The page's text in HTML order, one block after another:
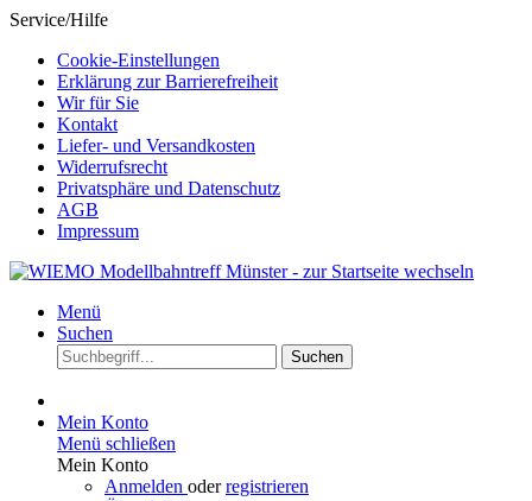
Service/Hilfe
Cookie-Einstellungen
Erklärung zur Barrierefreiheit
Wir für Sie
Kontakt
Liefer- und Versandkosten
Widerrufsrecht
Privatsphäre und Datenschutz
AGB
Impressum
Menü
Suchen
Suchen
Mein Konto
Menü schließen
Mein Konto
Anmelden oderregistrieren